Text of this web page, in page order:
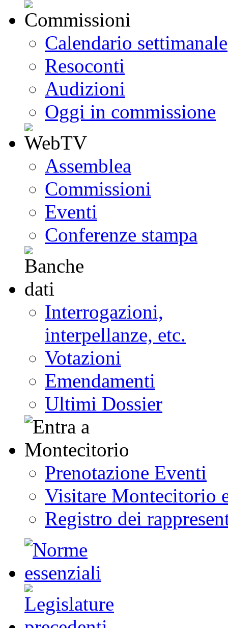
Calendario settimanale
Resoconti
Audizioni
Oggi in commissione
Assemblea
Commissioni
Eventi
Conferenze stampa
Interrogazioni,
interpellanze, etc.
Votazioni
Emendamenti
Ultimi Dossier
Prenotazione Eventi
Visitare Montecitorio
Registro dei